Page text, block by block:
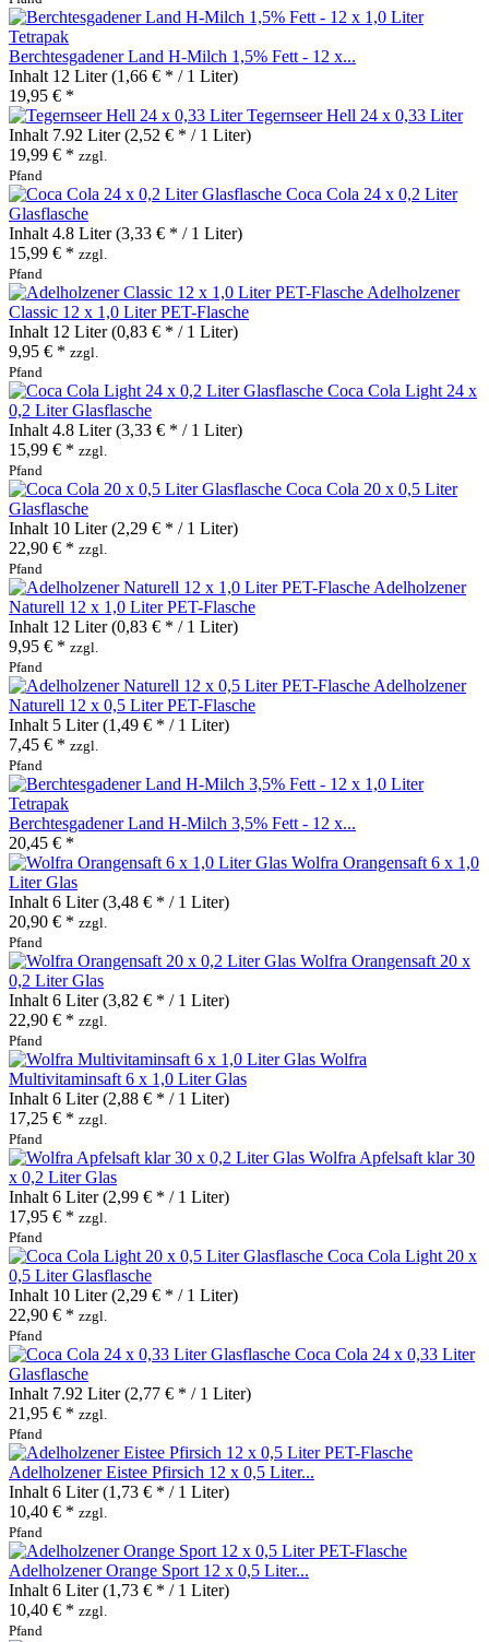
Berchtesgadener Land H-Milch 1,5% Fett - 12 x...
Inhalt 12 Liter(1,66 € * / 1 Liter)
19,95 € *
Tegernseer Hell 24 x 0,33 Liter
Inhalt 7.92 Liter(2,52 € * / 1 Liter)
19,99 € * zzgl.
Pfand
Coca Cola 24 x 0,2 Liter
Glasflasche
Inhalt 4.8 Liter(3,33 € * / 1 Liter)
15,99 € * zzgl.
Pfand
Adelholzener
Classic 12 x 1,0 Liter PET-Flasche
Inhalt 12 Liter(0,83 € * / 1 Liter)
9,95 € * zzgl.
Pfand
Coca Cola Light 24 x
0,2 Liter Glasflasche
Inhalt 4.8 Liter(3,33 € * / 1 Liter)
15,99 € * zzgl.
Pfand
Coca Cola 20 x 0,5 Liter
Glasflasche
Inhalt 10 Liter(2,29 € * / 1 Liter)
22,90 € * zzgl.
Pfand
Adelholzener
Naturell 12 x 1,0 Liter PET-Flasche
Inhalt 12 Liter(0,83 € * / 1 Liter)
9,95 € * zzgl.
Pfand
Adelholzener
Naturell 12 x 0,5 Liter PET-Flasche
Inhalt 5 Liter(1,49 € * / 1 Liter)
7,45 € * zzgl.
Pfand
Berchtesgadener Land H-Milch 3,5% Fett - 12 x...
20,45 € *
Wolfra Orangensaft 6 x 1,0
Liter Glas
Inhalt 6 Liter(3,48 € * / 1 Liter)
20,90 € * zzgl.
Pfand
Wolfra Orangensaft 20 x
0,2 Liter Glas
Inhalt 6 Liter(3,82 € * / 1 Liter)
22,90 € * zzgl.
Pfand
Wolfra
Multivitaminsaft 6 x 1,0 Liter Glas
Inhalt 6 Liter(2,88 € * / 1 Liter)
17,25 € * zzgl.
Pfand
Wolfra Apfelsaft klar 30
x 0,2 Liter Glas
Inhalt 6 Liter(2,99 € * / 1 Liter)
17,95 € * zzgl.
Pfand
Coca Cola Light 20 x
0,5 Liter Glasflasche
Inhalt 10 Liter(2,29 € * / 1 Liter)
22,90 € * zzgl.
Pfand
Coca Cola 24 x 0,33 Liter
Glasflasche
Inhalt 7.92 Liter(2,77 € * / 1 Liter)
21,95 € * zzgl.
Pfand
Adelholzener Eistee Pfirsich 12 x 0,5 Liter...
Inhalt 6 Liter(1,73 € * / 1 Liter)
10,40 € * zzgl.
Pfand
Adelholzener Orange Sport 12 x 0,5 Liter...
Inhalt 6 Liter(1,73 € * / 1 Liter)
10,40 € * zzgl.
Pfand